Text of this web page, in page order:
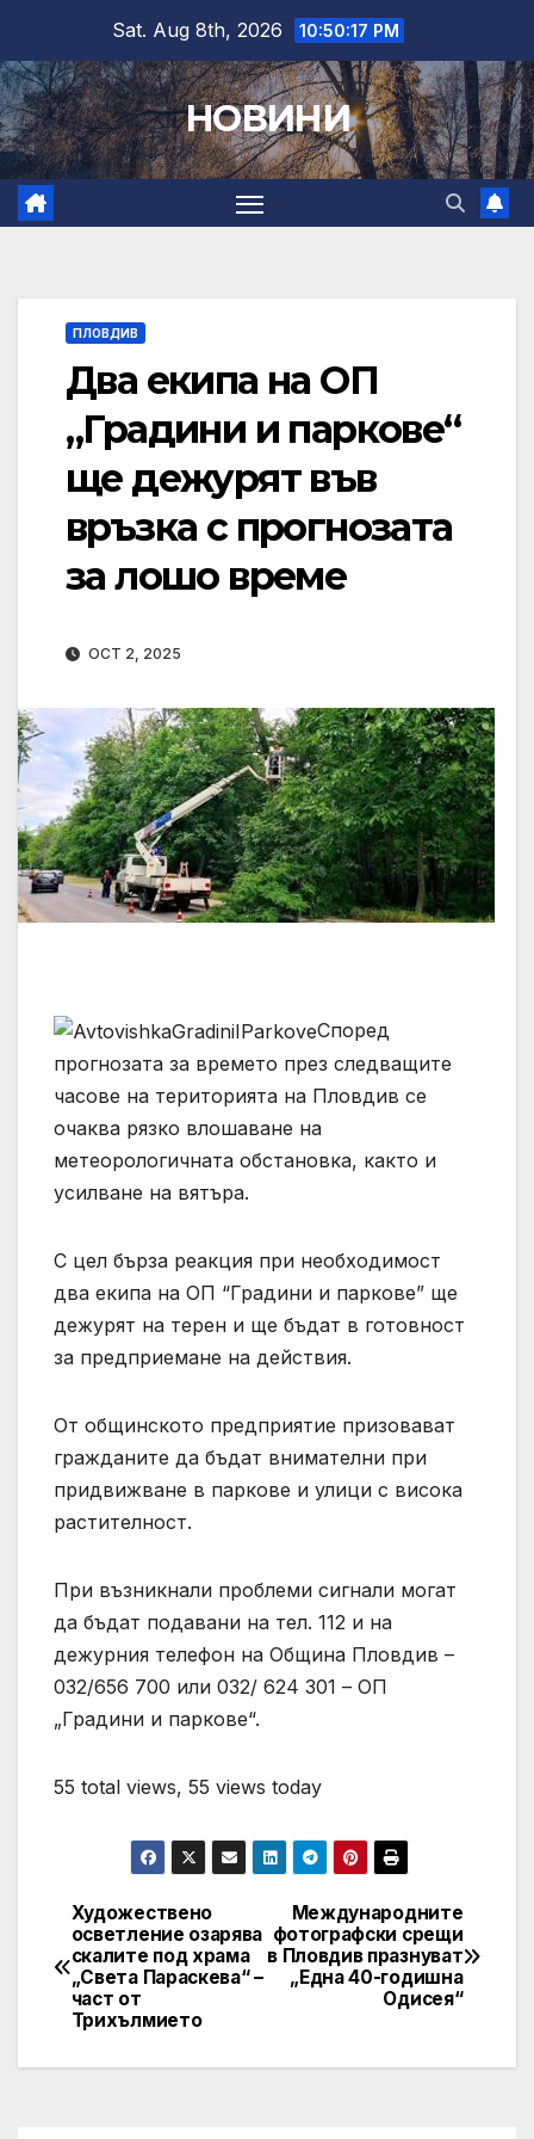
content
Sat. Aug 8th, 2026 10:50:18 PM
НОВИНИ
ПЛОВДИВ
Два екипа на ОП
„Градини и паркове“
ще дежурят във
връзка с прогнозата
за лошо време
OCT 2, 2025
Според
прогнозата за времето през следващите
часове на територията на Пловдив се
очаква рязко влошаване на
метеорологичната обстановка, както и
усилване на вятъра.
С цел бърза реакция при необходимост
два екипа на ОП “Градини и паркове” ще
дежурят на терен и ще бъдат в готовност
за предприемане на действия.
От общинското предприятие призовават
гражданите да бъдат внимателни при
придвижване в паркове и улици с висока
растителност.
При възникнали проблеми сигнали могат
да бъдат подавани на тел. 112 и на
дежурния телефон на Община Пловдив –
032/656 700 или 032/ 624 301 – ОП
„Градини и паркове“.
55 total views, 55 views today
Post
navigation
Международните
фотографски срещи
в Пловдив празнуват
„Една 40-годишна
Одисея“
Художествено
осветление озарява
скалите под храма
„Света Параскева“ –
част от
Трихълмието